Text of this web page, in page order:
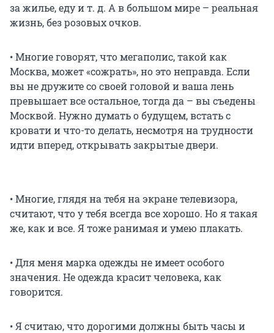
за жилье, еду и т. д. А в большом мире – реальная
жизнь, без розовых очков.
• Многие говорят, что мегаполис, такой как
Москва, может «сожрать», но это неправда. Если
вы не дружите со своей головой и ваша лень
превышает все остальное, тогда да – вы съедены
Москвой. Нужно думать о будущем, встать с
кровати и что-то делать, несмотря на трудности
идти вперед, открывать закрытые двери.
• Многие, глядя на тебя на экране телевизора,
считают, что у тебя всегда все хорошо. Но я такая
же, как и все. Я тоже ранимая и умею плакать.
• Для меня марка одежды не имеет особого
значения. Не одежда красит человека, как
говорится.
• Я считаю, что дорогими должны быть часы и